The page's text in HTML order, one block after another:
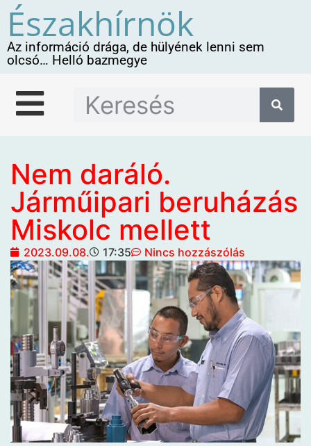
Északhírnök
Az információ drága, de hülyének lenni sem
olcsó… Helló bazmegye
Nem daráló.
Járműipari beruházás
Miskolc mellett
2023.09.08. 17:35 Nincs hozzászólás